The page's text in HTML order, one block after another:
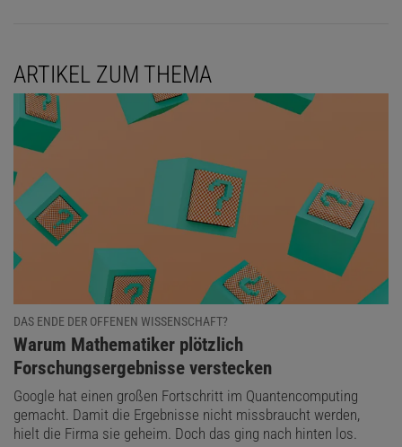
ARTIKEL ZUM THEMA
DAS ENDE DER OFFENEN WISSENSCHAFT?
:
Warum Mathematiker plötzlich
Forschungsergebnisse verstecken
Google hat einen großen Fortschritt im Quantencomputing
gemacht. Damit die Ergebnisse nicht missbraucht werden,
hielt die Firma sie geheim. Doch das ging nach hinten los.